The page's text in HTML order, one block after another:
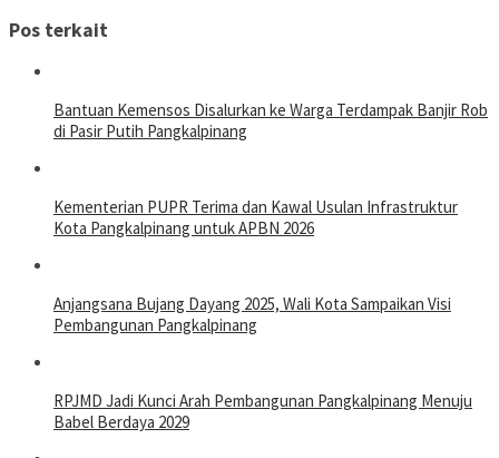
Pos terkait
Bantuan Kemensos Disalurkan ke Warga Terdampak Banjir Rob
di Pasir Putih Pangkalpinang
Kementerian PUPR Terima dan Kawal Usulan Infrastruktur
Kota Pangkalpinang untuk APBN 2026
Anjangsana Bujang Dayang 2025, Wali Kota Sampaikan Visi
Pembangunan Pangkalpinang
RPJMD Jadi Kunci Arah Pembangunan Pangkalpinang Menuju
Babel Berdaya 2029